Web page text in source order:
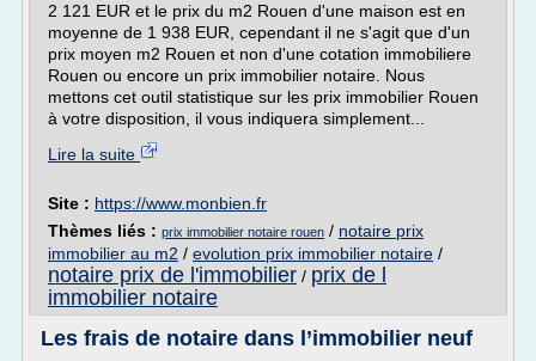
2 121 EUR et le prix du m2 Rouen d'une maison est en
moyenne de 1 938 EUR, cependant il ne s'agit que d'un
prix moyen m2 Rouen et non d'une cotation immobiliere
Rouen ou encore un prix immobilier notaire. Nous
mettons cet outil statistique sur les prix immobilier Rouen
à votre disposition, il vous indiquera simplement...
Lire la suite
Site : https://www.monbien.fr
Thèmes liés : prix immobilier notaire rouen / notaire prix
immobilier au m2 / evolution prix immobilier notaire /
notaire prix de l'immobilier / prix de l
immobilier notaire
Les frais de notaire dans l’immobilier neuf